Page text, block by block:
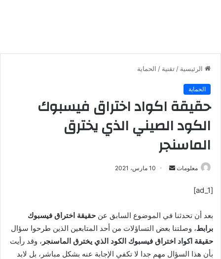
الرئيسية / تقنية / الحماية
الحماية
حقيقة اكواد اختراق فيسبوك
الكود الصيني الذي يخترق
الماسنجر
معلومات
ب
ر
ي
10 مارس، 2021
[ad_1]
بعد أن تحدثنا في الموضوع السابق عن حقيقة اختراق فيسبوك
برابط، وصلتنا بعض التساؤلات من أحد المتابعين الذين طرحوا سؤال
حقيقة اكواد اختراق فيسبوك الكود الذي يخترق الماسنجر ، وقد رأيت
بأن هذا السؤال مهم جدا لا تكفي الإجابة عنه بشكل مباشر، بل لابد